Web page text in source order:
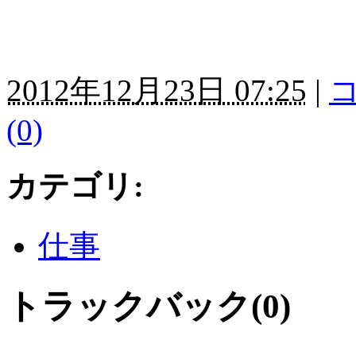
2012年12月23日 07:25 |
(0)
カテゴリ :
仕事
トラックバック(0)